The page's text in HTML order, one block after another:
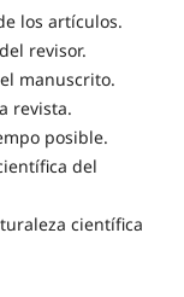
los artículos.
revisor.
manuscrito.
revista.
posible.
del
científica